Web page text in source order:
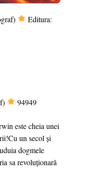
Editura:
94949
este cheia unei
un secol și
dogmele
sa revoluționară